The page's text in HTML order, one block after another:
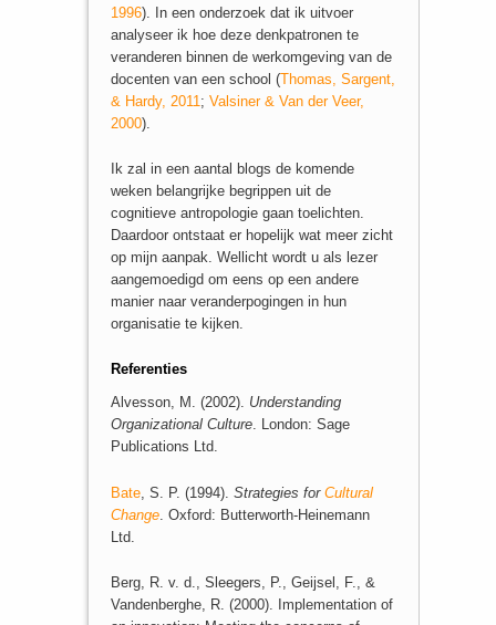
1996). In een onderzoek dat ik uitvoer
analyseer ik hoe deze denkpatronen te
veranderen binnen de werkomgeving van de
docenten van een school (Thomas, Sargent,
& Hardy, 2011 ; Valsiner & Van der Veer,
2000).
Ik zal in een aantal blogs de komende
weken belangrijke begrippen uit de
cognitieve antropologie gaan toelichten.
Daardoor ontstaat er hopelijk wat meer zicht
op mijn aanpak. Wellicht wordt u als lezer
aangemoedigd om eens op een andere
manier naar veranderpogingen in hun
organisatie te kijken.
Referenties
Alvesson, M. (2002). Understanding
Organizational Culture. London: Sage
Publications Ltd.
Bate, S. P. (1994). Strategies for Cultural
Change. Oxford: Butterworth-Heinemann
Ltd.
Berg, R. v. d., Sleegers, P., Geijsel, F., &
Vandenberghe, R. (2000). Implementation of